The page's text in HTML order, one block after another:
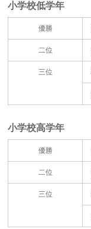
小学校低学年
優勝
二位
三位
小学校高学年
優勝
二位
三位